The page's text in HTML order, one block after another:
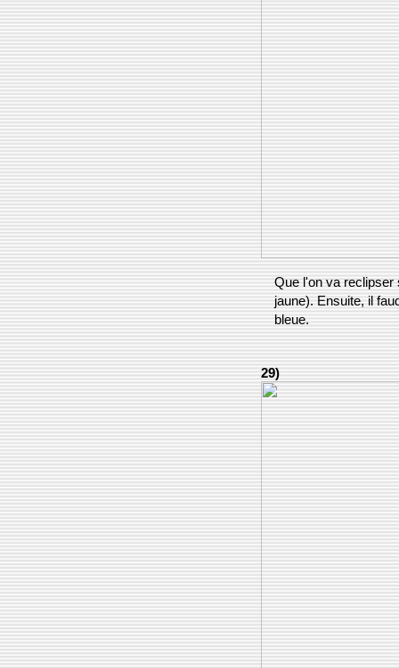
Que l'on va reclipser
jaune). Ensuite, il
bleue.
29)